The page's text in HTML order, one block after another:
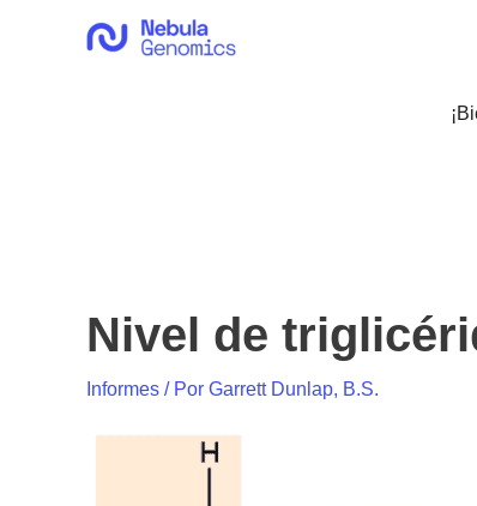
Nivel de
Informes / Por Garrett Dunlap, B.S.